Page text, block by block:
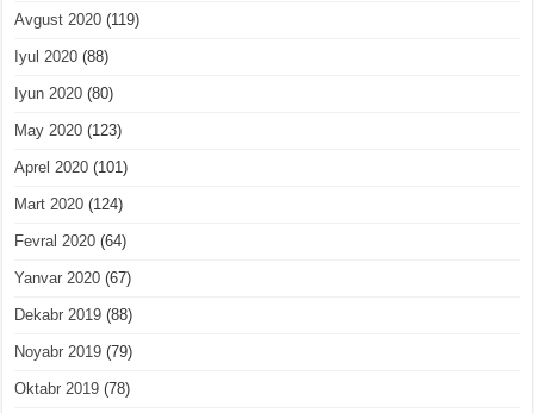
Avgust 2020 (119)
Iyul 2020 (88)
Iyun 2020 (80)
May 2020 (123)
Aprel 2020 (101)
Mart 2020 (124)
Fevral 2020 (64)
Yanvar 2020 (67)
Dekabr 2019 (88)
Noyabr 2019 (79)
Oktabr 2019 (78)